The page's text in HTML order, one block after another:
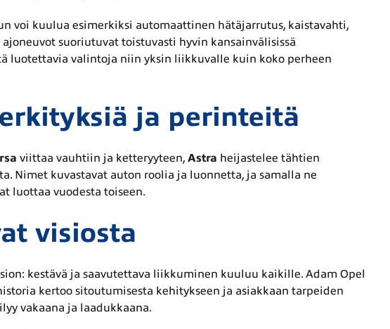
voi kuulua esimerkiksi automaattinen hätäjarrutus, kaistavahti,
suoriutuvat toistuvasti hyvin kansainvälisissä
luotettavia valintoja niin yksin liikkuvalle kuin koko perheen
ja perinteitä
viittaa vauhtiin ja ketteryyteen, Astra heijastelee tähtien
Nimet kuvastavat auton roolia ja luonnetta, ja samalla ne
luottaa vuodesta toiseen.
visiosta
kestävä ja saavutettava liikkuminen kuuluu kaikille. Adam Opel
kertoo sitoutumisesta kehitykseen ja asiakkaan tarpeiden
vakaana ja laadukkaana.